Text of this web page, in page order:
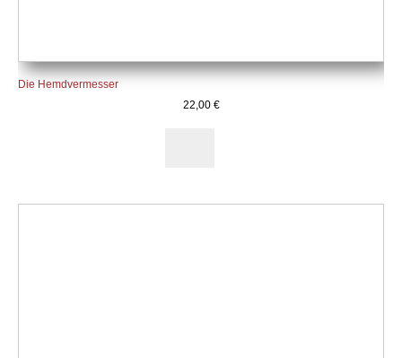
Die Hemdvermesser
22,00 €